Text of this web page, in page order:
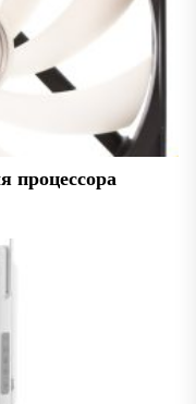
процессора